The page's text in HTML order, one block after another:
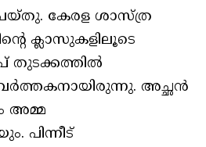
കേരള ശാസ്ത്ര
ക്ലാസുകളിലൂടെ
തുടക്കത്തിൽ
അച്ഛൻ
അമ്മ
പിന്നീട്